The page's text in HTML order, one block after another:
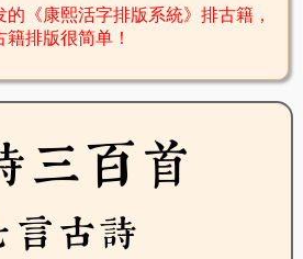
《康熙活字排版系統》排古籍，
籍排版很简单！
三百首
言古詩